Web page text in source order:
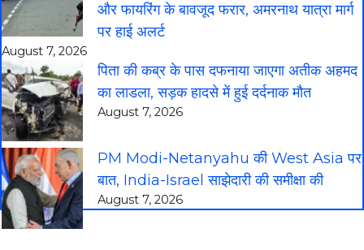
और फायरिंग के बावजूद फरार, अमरनाथ यात्रा मार्ग
पर हाई अलर्ट
August 7, 2026
पिता की कब्र के पास दफनाया जाएगा अतीक अहमद
का लाडला, सड़क हादसे में हुई दर्दनाक मौत
August 7, 2026
PM Modi-Netanyahu की West Asia पर
बात, India-Israel साझेदारी की समीक्षा की
August 7, 2026